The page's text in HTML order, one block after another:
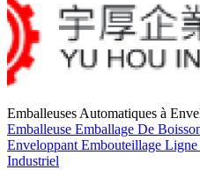
Emballeuses Automatiques à
Emballeuse Emballage De
Enveloppant Embouteillage Ligne
Industriel